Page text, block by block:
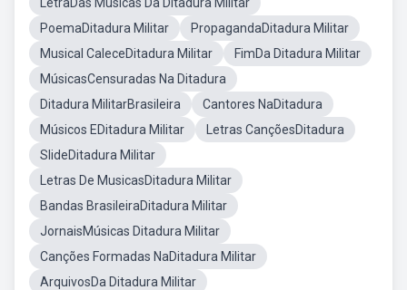
PoemaDitadura Militar
PropagandaDitadura Militar
Musical CaleceDitadura Militar
FimDa Ditadura Militar
MúsicasCensuradas Na Ditadura
Ditadura MilitarBrasileira
Cantores NaDitadura
Músicos EDitadura Militar
Letras CançõesDitadura
SlideDitadura Militar
Letras De MusicasDitadura Militar
Bandas BrasileiraDitadura Militar
JornaisMúsicas Ditadura Militar
Canções Formadas NaDitadura Militar
ArquivosDa Ditadura Militar